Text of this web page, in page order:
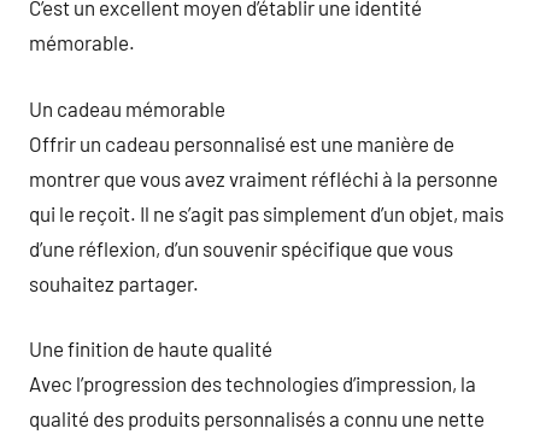
C’est un excellent moyen d’établir une identité
mémorable.
Un cadeau mémorable
Offrir un cadeau personnalisé est une manière de
montrer que vous avez vraiment réfléchi à la personne
qui le reçoit. Il ne s’agit pas simplement d’un objet, mais
d’une réflexion, d’un souvenir spécifique que vous
souhaitez partager.
Une finition de haute qualité
Avec l’progression des technologies d’impression, la
qualité des produits personnalisés a connu une nette